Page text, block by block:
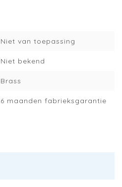
Niet van toepassing
Niet bekend
Brass
6 maanden fabrieksgarantie